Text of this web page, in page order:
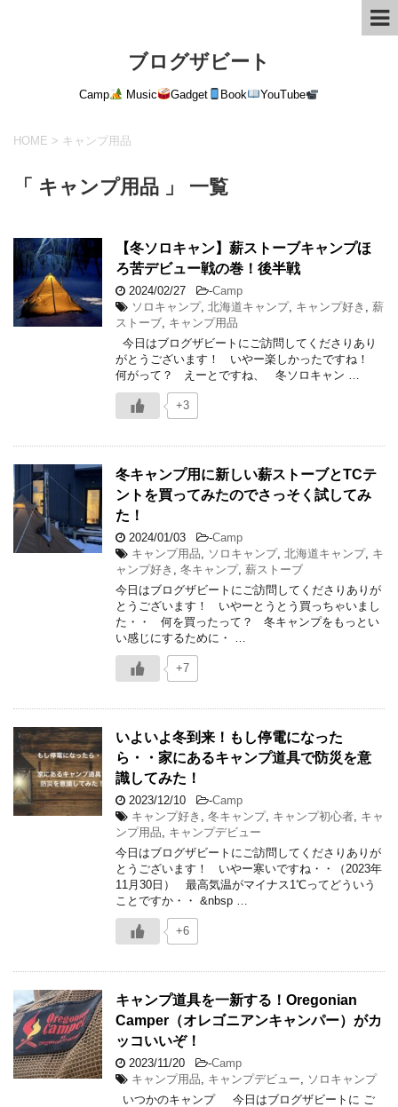
ブログザビート
Camp Music Gadget Book YouTube
HOME > キャンプ用品
「 キャンプ用品 」 一覧
【冬ソロキャン】薪ストーブキャンプほ
ろ苦デビュー戦の巻！後半戦
2024/02/27 -Camp
ソロキャンプ, 北海道キャンプ, キャンプ好き
薪
ストーブ キャンプ用品
今日はブログザビートにご訪問してくださりあり
がとうございます！ いやー楽しかったですね！
何がって？ えーとですね、 冬ソロキャン …
+3
冬キャンプ用に新しい薪ストーブとTCテ
ントを買ってみたのでさっそく試してみ
た！
2024/01/03 -Camp
キャンプ用品
ソロキャンプ, 北海道キャンプ, キ
ャンプ好き
冬キャンプ, 薪ストーブ
今日はブログザビートにご訪問してくださりありが
とうございます！ いやーとうとう買っちゃいまし
た・・ 何を買ったって？ 冬キャンプをもっとい
い感じにするために・ …
+7
いよいよ冬到来！もし停電になった
ら・・家にあるキャンプ道具で防災を意
識してみた！
2023/12/10 -Camp
キャンプ好き
冬キャンプ, キャンプ初心者 キャ
ンプ用品
キャンプデビュー
今日はブログザビートにご訪問してくださりありが
とうございます！ いやー寒いですね・・（2023年
11月30日） 最高気温がマイナス1℃ってどういう
ことですか・・ &nbsp …
+6
キャンプ道具を一新する！Oregonian
Camper（オレゴニアンキャンパー）がカ
ッコいいぞ！
2023/11/20 -Camp
キャンプ用品
キャンプデビュー
ソロキャンプ
いつかのキャンプ 今日はブログザビートに ご